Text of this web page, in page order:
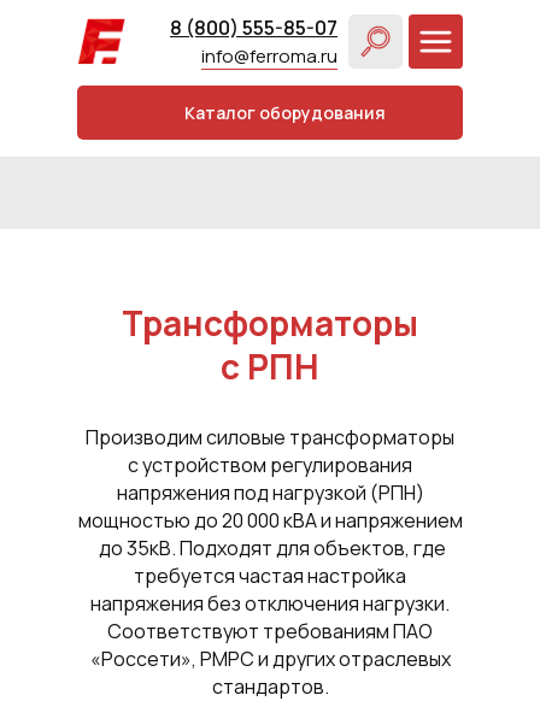
8 (800) 555-85-07
info@ferroma.ru
Каталог оборудования
Трансформаторы
с РПН
Производим силовые трансформаторы
с устройством регулирования
напряжения под нагрузкой (РПН)
мощностью до 20 000 кВА и напряжением
до 35кВ. Подходят для объектов, где
требуется частая настройка
напряжения без отключения нагрузки.
Соответствуют требованиям ПАО
«Россети», РМРС и других отраслевых
стандартов.